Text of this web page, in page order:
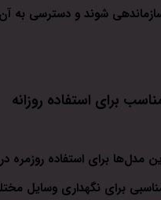
شوند و دسترسی به
برای استفاده روزانه
مدل‌ها برای استفاده
برای نگهداری وسایل